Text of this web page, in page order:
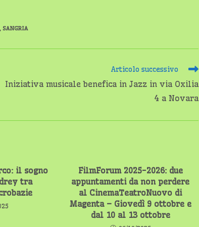
, SANGRIA
Articolo successivo
Iniziativa musicale benefica in Jazz in via Oxilia
4 a Novara
il sogno
tra
FilmForum 2025-2026: due
appuntamenti da non perdere
al CinemaTeatroNuovo di
Magenta – Giovedì 9 ottobre e
dal 10 al 13 ottobre